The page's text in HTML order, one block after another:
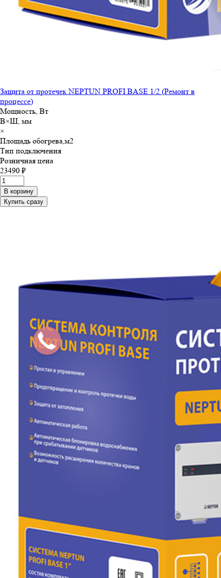
Защита от протечек NEPTUN PROFI BASE 1/2 (Ремонт в
процессе)
Мощность, Вт
В×Ш, мм
×
Площадь обогрева,м2
Тип подключения
Розничная цена
23490 ₽
В корзину
Купить сразу